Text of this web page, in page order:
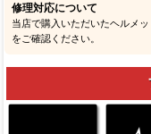
修理対応について
当店で購入いただいたヘルメ
をご確認ください。